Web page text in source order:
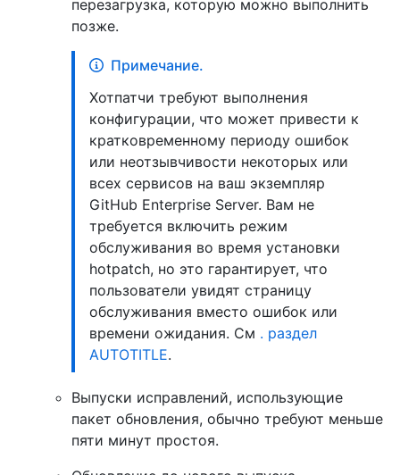
перезагрузка, которую можно выполнить
позже.
Примечание.
Хотпатчи требуют выполнения
конфигурации, что может привести к
кратковременному периоду ошибок
или неотзывчивости некоторых или
всех сервисов на ваш экземпляр
GitHub Enterprise Server. Вам не
требуется включить режим
обслуживания во время установки
hotpatch, но это гарантирует, что
пользователи увидят страницу
обслуживания вместо ошибок или
времени ожидания. См . раздел
AUTOTITLE.
Выпуски исправлений, использующие
пакет обновления, обычно требуют меньше
пяти минут простоя.